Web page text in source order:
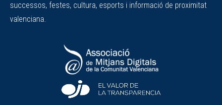
successos, festes, cultura, esports i informació de proximitat
valenciana.